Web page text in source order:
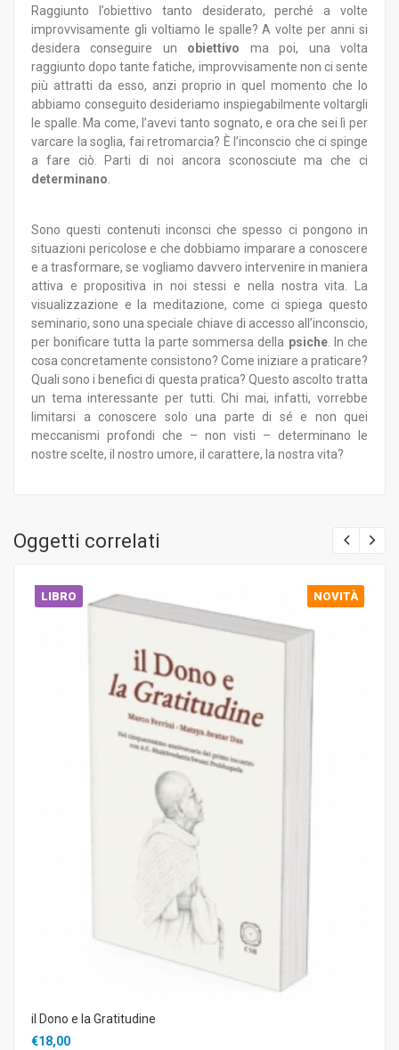
Raggiunto l’obiettivo tanto desiderato, perché a volte
improvvisamente gli voltiamo le spalle? A volte per anni si
desidera conseguire un obiettivo ma poi, una volta
raggiunto dopo tante fatiche, improvvisamente non ci sente
più attratti da esso, anzi proprio in quel momento che lo
abbiamo conseguito desideriamo inspiegabilmente voltargli
le spalle. Ma come, l’avevi tanto sognato, e ora che sei lì per
varcare la soglia, fai retromarcia? È l’inconscio che ci spinge
a fare ciò. Parti di noi ancora sconosciute ma che ci
determinano
Sono questi contenuti inconsci che spesso ci pongono in
situazioni pericolose e che dobbiamo imparare a conoscere
e a trasformare, se vogliamo davvero intervenire in maniera
attiva e propositiva in noi stessi e nella nostra vita. La
visualizzazione e la meditazione, come ci spiega questo
seminario, sono una speciale chiave di accesso all’inconscio,
per bonificare tutta la parte sommersa della psiche. In che
cosa concretamente consistono? Come iniziare a praticare?
Quali sono i benefici di questa pratica? Questo ascolto tratta
un tema interessante per tutti. Chi mai, infatti, vorrebbe
limitarsi a conoscere solo una parte di sé e non quei
meccanismi profondi che – non visti – determinano le
nostre scelte, il nostro umore, il carattere, la nostra vita?
Oggetti correlati
LIBRO NOVITÀ
il Dono e la Gratitudine
€18,00